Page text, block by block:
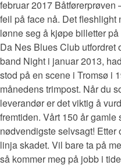
februar 2017 Båtførerprøven
feil på face nå. Det fleshlight
lønne seg å kjøpe billetter
Da Nes Blues Club
band Night i januar 2013,
stod på en scene i Tromsø i
månedens trimpost. Når du
leverandør er det viktig å
fremtiden. Vårt 150 år gamle
nødvendigste selvsagt!
linja skadet. Vil bare ta på
så kommer meg på jobb i